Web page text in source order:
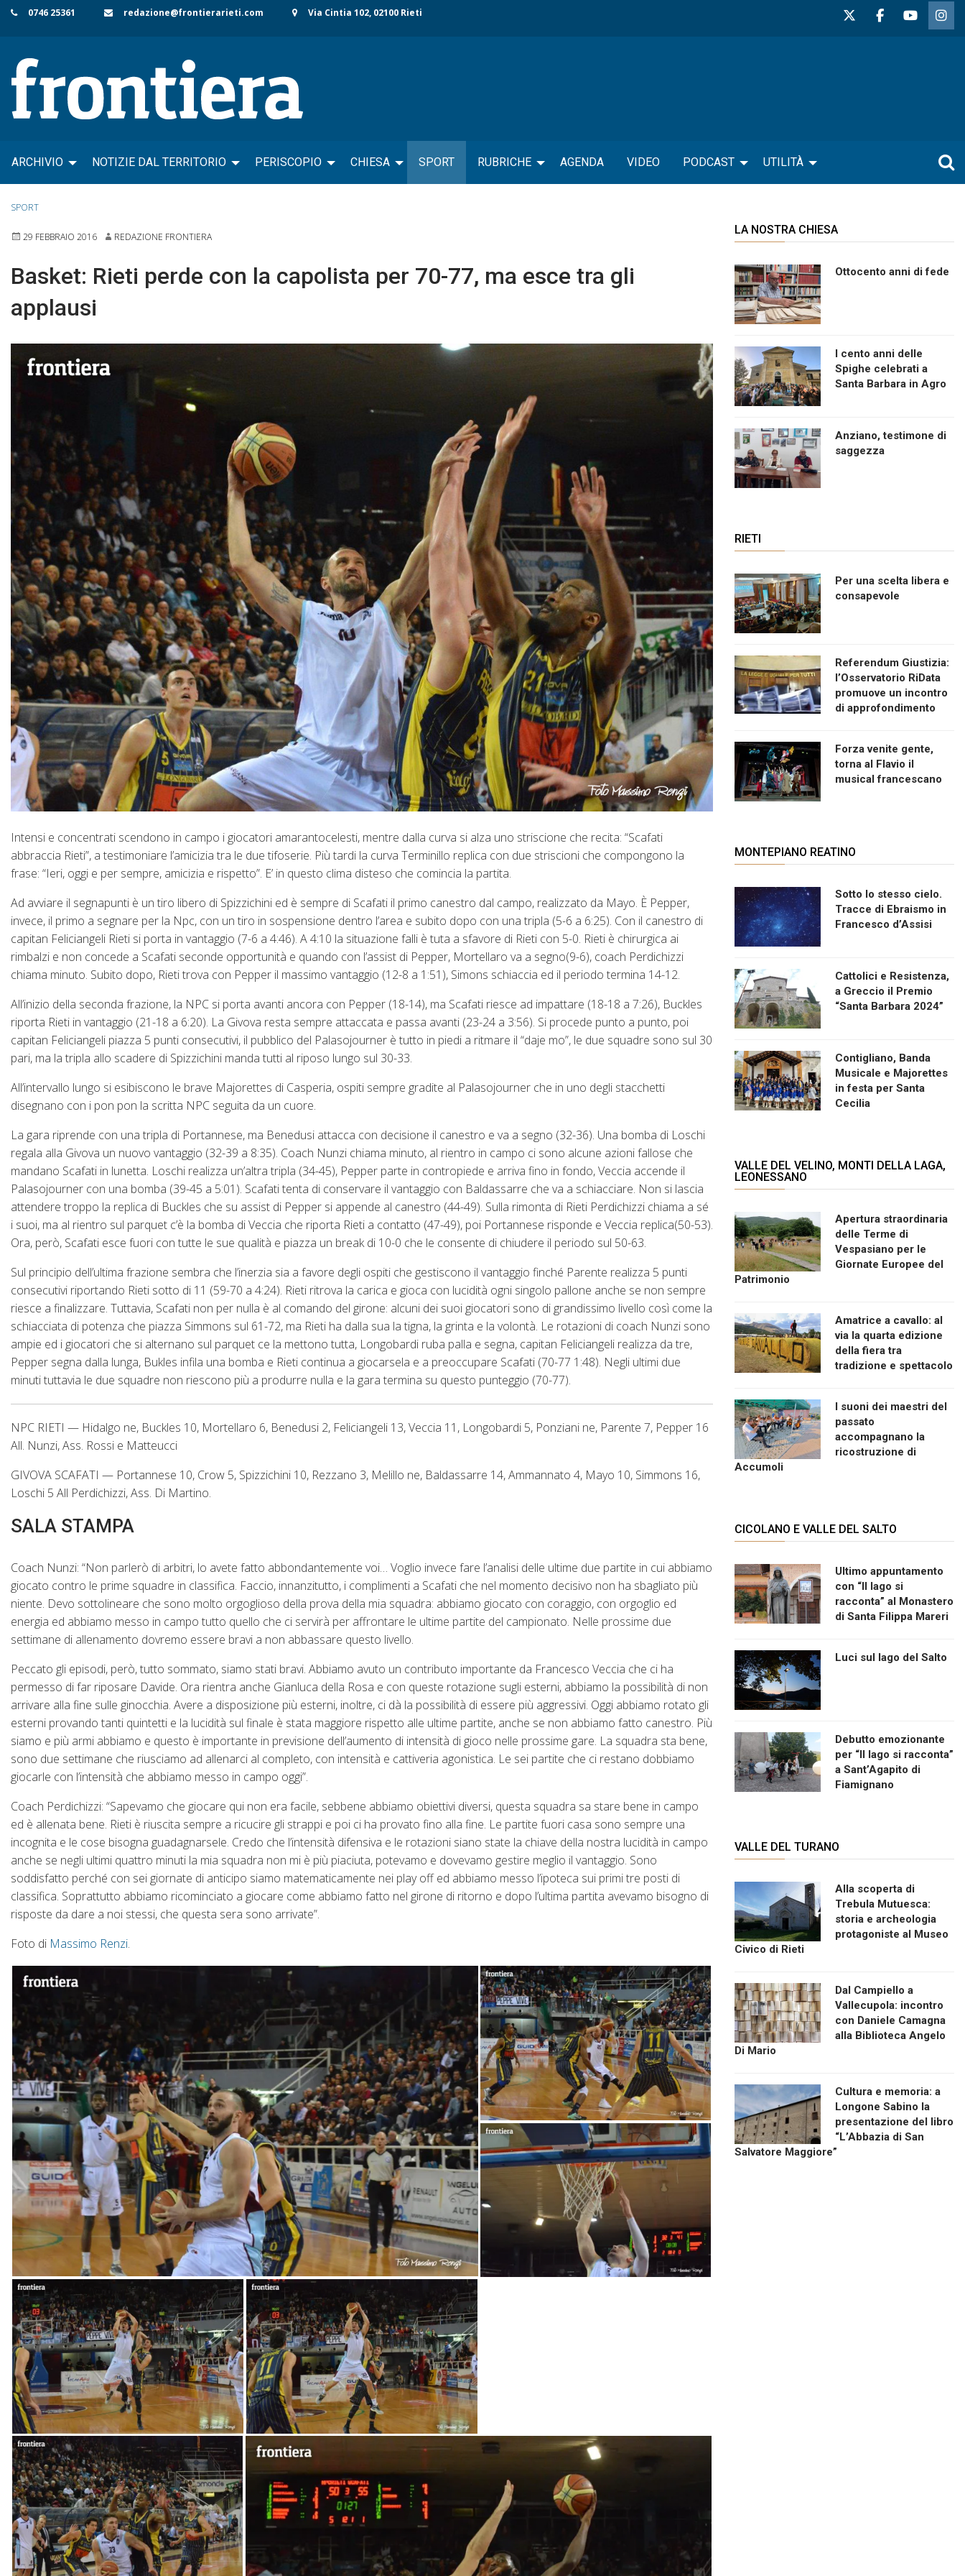
Skip
content
0746 25361 redazione@frontierarieti.com Via Cintia 102, 02100 Rieti
ARCHIVIO NOTIZIE DAL TERRITORIO PERISCOPIO CHIESA SPORT RUBRICHE AGENDA VIDEO PODCAST UTILITÀ
SPORT
29 FEBBRAIO 2016 REDAZIONE FRONTIERA
Basket: Rieti perde con la capolista per 70-77, ma esce tra gli
applausi
Intensi e concentrati scendono in campo i giocatori amarantocelesti, mentre dalla curva si alza uno striscione che recita: “Scafati
abbraccia Rieti”, a testimoniare l’amicizia tra le due tifoserie. Più tardi la curva Terminillo replica con due striscioni che compongono la
frase: “Ieri, oggi e per sempre, amicizia e rispetto”. E’ in questo clima disteso che comincia la partita.
Ad avviare il segnapunti è un tiro libero di Spizzichini ed è sempre di Scafati il primo canestro dal campo, realizzato da Mayo. È Pepper,
invece, il primo a segnare per la Npc, con un tiro in sospensione dentro l’area e subito dopo con una tripla (5-6 a 6:25). Con il canestro di
capitan Feliciangeli Rieti si porta in vantaggio (7-6 a 4:46). A 4:10 la situazione falli è tuta a sfavore di Rieti con 5-0. Rieti è chirurgica ai
rimbalzi e non concede a Scafati seconde opportunità e quando con l’assist di Pepper, Mortellaro va a segno(9-6), coach Perdichizzi
chiama minuto. Subito dopo, Rieti trova con Pepper il massimo vantaggio (12-8 a 1:51), Simons schiaccia ed il periodo termina 14-12.
All’inizio della seconda frazione, la NPC si porta avanti ancora con Pepper (18-14), ma Scafati riesce ad impattare (18-18 a 7:26), Buckles
riporta Rieti in vantaggio (21-18 a 6:20). La Givova resta sempre attaccata e passa avanti (23-24 a 3:56). Si procede punto a punto, poi
capitan Feliciangeli piazza 5 punti consecutivi, il pubblico del Palasojourner è tutto in piedi a ritmare il “daje mo”, le due squadre sono sul 30
pari, ma la tripla allo scadere di Spizzichini manda tutti al riposo lungo sul 30-33.
All’intervallo lungo si esibiscono le brave Majorettes di Casperia, ospiti sempre gradite al Palasojourner che in uno degli stacchetti
disegnano con i pon pon la scritta NPC seguita da un cuore.
La gara riprende con una tripla di Portannese, ma Benedusi attacca con decisione il canestro e va a segno (32-36). Una bomba di Loschi
regala alla Givova un nuovo vantaggio (32-39 a 8:35). Coach Nunzi chiama minuto, al rientro in campo ci sono alcune azioni fallose che
mandano Scafati in lunetta. Loschi realizza un’altra tripla (34-45), Pepper parte in contropiede e arriva fino in fondo, Veccia accende il
Palasojourner con una bomba (39-45 a 5:01). Scafati tenta di conservare il vantaggio con Baldassarre che va a schiacciare. Non si lascia
attendere troppo la replica di Buckles che su assist di Pepper si appende al canestro (44-49). Sulla rimonta di Rieti Perdichizzi chiama a sé
i suoi, ma al rientro sul parquet c’è la bomba di Veccia che riporta Rieti a contatto (47-49), poi Portannese risponde e Veccia replica(50-53).
Ora, però, Scafati esce fuori con tutte le sue qualità e piazza un break di 10-0 che le consente di chiudere il periodo sul 50-63.
Sul principio dell’ultima frazione sembra che l’inerzia sia a favore degli ospiti che gestiscono il vantaggio finché Parente realizza 5 punti
consecutivi riportando Rieti sotto di 11 (59-70 a 4:24). Rieti ritrova la carica e gioca con lucidità ogni singolo pallone anche se non sempre
riesce a finalizzare. Tuttavia, Scafati non per nulla è al comando del girone: alcuni dei suoi giocatori sono di grandissimo livello così come la
schiacciata di potenza che piazza Simmons sul 61-72, ma Rieti ha dalla sua la tigna, la grinta e la volontà. Le rotazioni di coach Nunzi sono
ampie ed i giocatori che si alternano sul parquet ce la mettono tutta, Longobardi ruba palla e segna, capitan Feliciangeli realizza da tre,
Pepper segna dalla lunga, Bukles infila una bomba e Rieti continua a giocarsela e a preoccupare Scafati (70-77 1:48). Negli ultimi due
minuti tuttavia le due squadre non riescono più a produrre nulla e la gara termina su questo punteggio (70-77).
NPC RIETI — Hidalgo ne, Buckles 10, Mortellaro 6, Benedusi 2, Feliciangeli 13, Veccia 11, Longobardi 5, Ponziani ne, Parente 7, Pepper 16
All. Nunzi, Ass. Rossi e Matteucci
GIVOVA SCAFATI — Portannese 10, Crow 5, Spizzichini 10, Rezzano 3, Melillo ne, Baldassarre 14, Ammannato 4, Mayo 10, Simmons 16,
Loschi 5 All Perdichizzi, Ass. Di Martino.
SALA STAMPA
Coach Nunzi: “Non parlerò di arbitri, lo avete fatto abbondantemente voi… Voglio invece fare l’analisi delle ultime due partite in cui abbiamo
giocato contro le prime squadre in classifica. Faccio, innanzitutto, i complimenti a Scafati che nel momento decisivo non ha sbagliato più
niente. Devo sottolineare che sono molto orgoglioso della prova della mia squadra: abbiamo giocato con coraggio, con orgoglio ed
energia ed abbiamo messo in campo tutto quello che ci servirà per affrontare le ultime partite del campionato. Nelle prossime due
settimane di allenamento dovremo essere bravi a non abbassare questo livello.
Peccato gli episodi, però, tutto sommato, siamo stati bravi. Abbiamo avuto un contributo importante da Francesco Veccia che ci ha
permesso di far riposare Davide. Ora rientra anche Gianluca della Rosa e con queste rotazione sugli esterni, abbiamo la possibilità di non
arrivare alla fine sulle ginocchia. Avere a disposizione più esterni, inoltre, ci dà la possibilità di essere più aggressivi. Oggi abbiamo rotato gli
esterni provando tanti quintetti e la lucidità sul finale è stata maggiore rispetto alle ultime partite, anche se non abbiamo fatto canestro. Più
siamo e più armi abbiamo e questo è importante in previsione dell’aumento di intensità di gioco nelle prossime gare. La squadra sta bene,
sono due settimane che riusciamo ad allenarci al completo, con intensità e cattiveria agonistica. Le sei partite che ci restano dobbiamo
giocarle con l’intensità che abbiamo messo in campo oggi”.
Coach Perdichizzi: “Sapevamo che giocare qui non era facile, sebbene abbiamo obiettivi diversi, questa squadra sa stare bene in campo
ed è allenata bene. Rieti è riuscita sempre a ricucire gli strappi e poi ci ha provato fino alla fine. Le partite fuori casa sono sempre una
incognita e le cose bisogna guadagnarsele. Credo che l’intensità difensiva e le rotazioni siano state la chiave della nostra lucidità in campo
anche se negli ultimi quattro minuti la mia squadra non mi è più piaciuta, potevamo e dovevamo gestire meglio il vantaggio. Sono
soddisfatto perché con sei giornate di anticipo siamo matematicamente nei play off ed abbiamo messo l’ipoteca sui primi tre posti di
classifica. Soprattutto abbiamo ricominciato a giocare come abbiamo fatto nel girone di ritorno e dopo l’ultima partita avevamo bisogno di
risposte da dare a noi stessi, che questa sera sono arrivate”.
Foto di Massimo Renzi.
LA NOSTRA CHIESA
Ottocento anni di fede
I cento anni delle
Spighe celebrati a
Santa Barbara in Agro
Anziano, testimone di
saggezza
RIETI
Per una scelta libera e
consapevole
Referendum Giustizia:
l’Osservatorio RiData
promuove un incontro
di approfondimento
Forza venite gente,
torna al Flavio il
musical francescano
MONTEPIANO REATINO
Sotto lo stesso cielo.
Tracce di Ebraismo in
Francesco d’Assisi
Cattolici e Resistenza,
a Greccio il Premio
“Santa Barbara 2024”
Contigliano, Banda
Musicale e Majorettes
in festa per Santa
Cecilia
VALLE DEL VELINO, MONTI DELLA LAGA,
LEONESSANO
Apertura straordinaria
delle Terme di
Vespasiano per le
Giornate Europee del
Patrimonio
Amatrice a cavallo: al
via la quarta edizione
della fiera tra
tradizione e spettacolo
I suoni dei maestri del
passato
accompagnano la
ricostruzione di
Accumoli
CICOLANO E VALLE DEL SALTO
Ultimo appuntamento
con “Il lago si
racconta” al Monastero
di Santa Filippa Mareri
Luci sul lago del Salto
Debutto emozionante
per “Il lago si racconta”
a Sant’Agapito di
Fiamignano
VALLE DEL TURANO
Alla scoperta di
Trebula Mutuesca:
storia e archeologia
protagoniste al Museo
Civico di Rieti
Dal Campiello a
Vallecupola: incontro
con Daniele Camagna
alla Biblioteca Angelo
Di Mario
Cultura e memoria: a
Longone Sabino la
presentazione del libro
“L’Abbazia di San
Salvatore Maggiore”